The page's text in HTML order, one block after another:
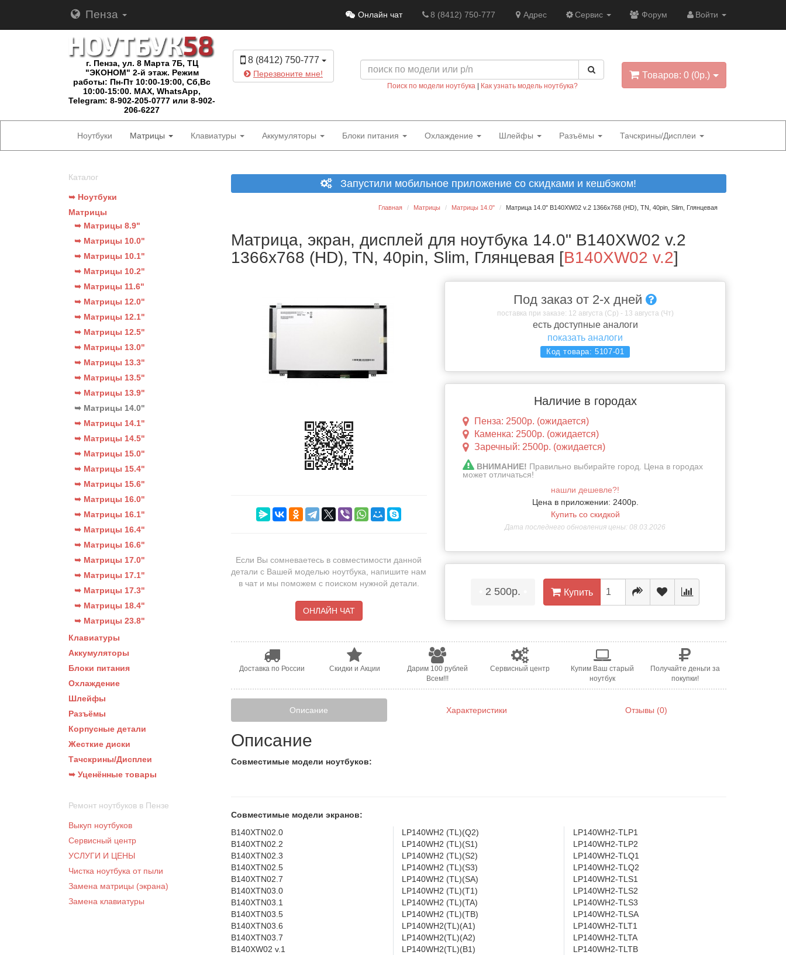
Пенза Онлайн чат 8 (8412) 750-777 Адрес Сервис Форум Войти
г. Пенза, ул. 8 Марта 7Б, ТЦ
"ЭКОНОМ" 2-й этаж. Режим
работы: Пн-Пт 10:00-19:00, Сб,Вс
10:00-15:00. MAX, WhatsApp,
Telegram: 8-902-205-0777 или 8-902-
206-6227
8 (8412) 750-777
Перезвоните мне!
Поиск по модели ноутбука| Как узнать модель ноутбука?
Товаров: 0 (0р.)
Ноутбуки Матрицы Клавиатуры Аккумуляторы Блоки питания Охлаждение Шлейфы Разъёмы Тачскрины/Дисплеи
Каталог
➥ Ноутбуки
Матрицы
➥ Матрицы 8.9"
➥ Матрицы 10.0"
➥ Матрицы 10.1"
➥ Матрицы 10.2"
➥ Матрицы 11.6"
➥ Матрицы 12.0"
➥ Матрицы 12.1"
➥ Матрицы 12.5"
➥ Матрицы 13.0"
➥ Матрицы 13.3"
➥ Матрицы 13.5"
➥ Матрицы 13.9"
➥ Матрицы 14.0"
➥ Матрицы 14.1"
➥ Матрицы 14.5"
➥ Матрицы 15.0"
➥ Матрицы 15.4"
➥ Матрицы 15.6"
➥ Матрицы 16.0"
➥ Матрицы 16.1"
➥ Матрицы 16.4"
➥ Матрицы 16.6"
➥ Матрицы 17.0"
➥ Матрицы 17.1"
➥ Матрицы 17.3"
➥ Матрицы 18.4"
➥ Матрицы 23.8"
Клавиатуры
Аккумуляторы
Блоки питания
Охлаждение
Шлейфы
Разъёмы
Корпусные детали
Жесткие диски
Тачскрины/Дисплеи
➥ Уценённые товары
Ремонт ноутбуков в Пензе
Выкуп ноутбуков
Сервисный центр
УСЛУГИ И ЦЕНЫ
Чистка ноутбука от пыли
Замена матрицы (экрана)
Замена клавиатуры
Запустили мобильное приложение со скидками и кешбэком!
Главная Матрицы Матрицы 14.0" Матрица 14.0" B140XW02 v.2 1366x768 (HD), TN, 40pin, Slim, Глянцевая
Матрица, экран, дисплей для ноутбука 14.0" B140XW02 v.2
1366x768 (HD), TN, 40pin, Slim, Глянцевая [B140XW02 v.2]
Если Вы сомневаетесь в совместимости данной
детали с Вашей моделью ноутбука, напишите нам
в чат и мы поможем с поиском нужной детали.
ОНЛАЙН ЧАТ
Под заказ от 2-х дней
поставка при заказе: 12 августа (Ср) - 13 августа (Чт)
есть доступные аналоги
показать аналоги
Код товара:5107-01
Наличие в городах
Пенза: 2500р. (ожидается)
Каменка: 2500р. (ожидается)
Заречный: 2500р. (ожидается)
ВНИМАНИЕ! Правильно выбирайте город. Цена в городах
может отличаться!
нашли дешевле?!
Цена в приложении: 2400р.
Купить со скидкой
Дата последнего обновления цены: 08.03.2026
2 500р. Купить
Доставка по России Скидки и Акции
Дарим 100 рублей
Всем!!!
Сервисный центр
Купим Ваш старый
ноутбук
Получайте деньги за
покупки!
Описание Характеристики Отзывы (0)
Описание
Совместимые модели ноутбуков:
Совместимые модели экранов:
B140XTN02.0
B140XTN02.2
B140XTN02.3
B140XTN02.5
B140XTN02.7
B140XTN03.0
B140XTN03.1
B140XTN03.5
B140XTN03.6
B140XTN03.7
B140XW02 v.1
LP140WH2 (TL)(Q2)
LP140WH2 (TL)(S1)
LP140WH2 (TL)(S2)
LP140WH2 (TL)(S3)
LP140WH2 (TL)(SA)
LP140WH2 (TL)(T1)
LP140WH2 (TL)(TA)
LP140WH2 (TL)(TB)
LP140WH2(TL)(A1)
LP140WH2(TL)(A2)
LP140WH2(TL)(B1)
LP140WH2-TLP1
LP140WH2-TLP2
LP140WH2-TLQ1
LP140WH2-TLQ2
LP140WH2-TLS1
LP140WH2-TLS2
LP140WH2-TLS3
LP140WH2-TLSA
LP140WH2-TLT1
LP140WH2-TLTA
LP140WH2-TLTB